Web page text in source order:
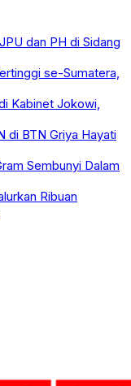
dan PH di Sidang
se-Sumatera,
Kabinet Jokowi,
di BTN Griya Hayati
Sembunyi Dalam
Ribuan